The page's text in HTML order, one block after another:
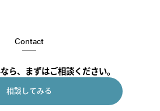
Contact
ら、まずはご相談ください。
相談してみる